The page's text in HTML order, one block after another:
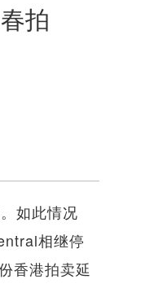
拍
如此情况
相继停
香港拍卖延